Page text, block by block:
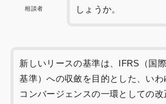
相談者
しょうか。
新しいリースの基準は、IFRS（国
基準）への収斂を目的とした、いわ
コンバージェンスの一環としての改